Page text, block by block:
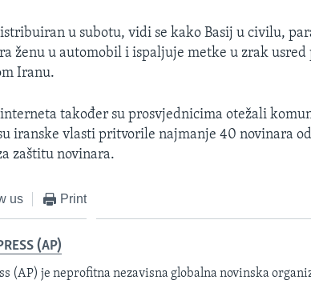
u subotu, vidi se kako Basij u civilu,
ženu u automobil i ispaljuje metke u zrak usred
Iranu.
također su prosvjednicima otežali
iranske vlasti pritvorile najmanje 40 novinara
zaštitu novinara.
us Print
(AP)
(AP) je neprofitna nezavisna globalna novinska